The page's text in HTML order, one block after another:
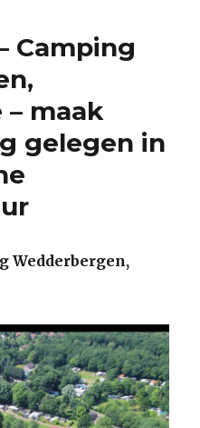
Camping
maak
gelegen in
Wedderbergen,